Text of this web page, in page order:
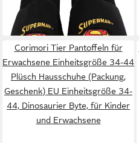
Corimori Tier Pantoffeln für
Erwachsene Einheitsgröße 34-44
Plüsch Hausschuhe (Packung,
Geschenk) EU Einheitsgröße 34-
44, Dinosaurier Byte, für Kinder
und Erwachsene